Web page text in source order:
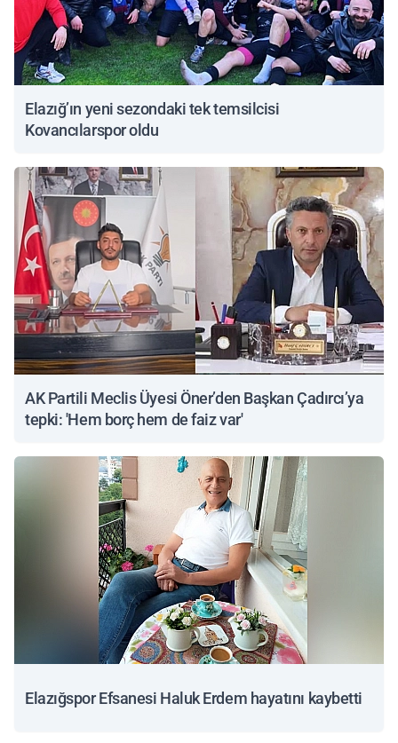
Elazığ’ın yeni sezondaki tek temsilcisi
Kovancılarspor oldu
AK Partili Meclis Üyesi Öner’den Başkan Çadırcı’ya
tepki: 'Hem borç hem de faiz var'
Elazığspor Efsanesi Haluk Erdem hayatını kaybetti